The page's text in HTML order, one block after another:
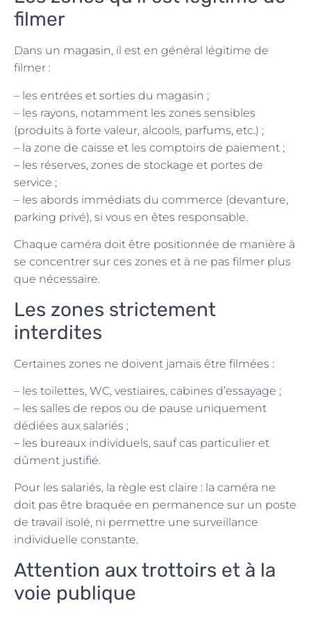
filmer
Dans un magasin, il est en général légitime de
filmer :
– les entrées et sorties du magasin ;
– les rayons, notamment les zones sensibles
(produits à forte valeur, alcools, parfums, etc.) ;
– la zone de caisse et les comptoirs de paiement ;
– les réserves, zones de stockage et portes de
service ;
– les abords immédiats du commerce (devanture,
parking privé), si vous en êtes responsable.
Chaque caméra doit être positionnée de manière à
se concentrer sur ces zones et à ne pas filmer plus
que nécessaire.
Les zones strictement
interdites
Certaines zones ne doivent jamais être filmées :
– les toilettes, WC, vestiaires, cabines d’essayage ;
– les salles de repos ou de pause uniquement
dédiées aux salariés ;
– les bureaux individuels, sauf cas particulier et
dûment justifié.
Pour les salariés, la règle est claire : la caméra ne
doit pas être braquée en permanence sur un poste
de travail isolé, ni permettre une surveillance
individuelle constante.
Attention aux trottoirs et à la
voie publique